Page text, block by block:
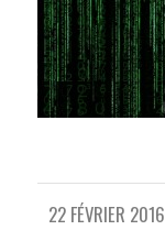
22 FÉVRIER 2016
/